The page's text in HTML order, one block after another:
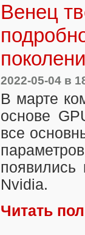
Венец
2022-05-04 в
В марте
основе
все
Nvidia.
Читать